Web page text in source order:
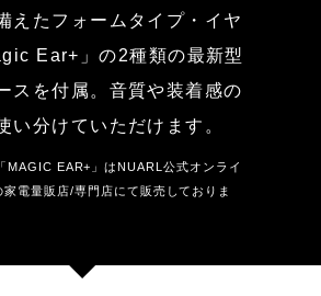
えたフォームタイプ・イヤ
Ear+」の2種類の最新型
スを付属。音質や装着感の
い分けていただけます。
MAGIC EAR+」はNUARL公式オンライ
電量販店/専門店にて販売しておりま